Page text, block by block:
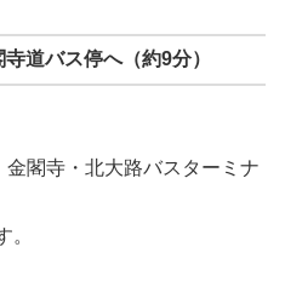
道バス停へ（約9分）
閣寺・北大路バスターミナ
。